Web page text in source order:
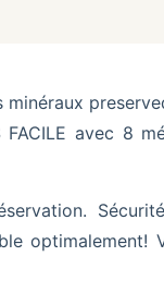
minéraux
avec 8
optimalement!